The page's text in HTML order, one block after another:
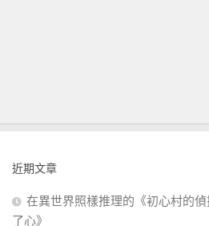
近期文章
在異世界照樣推理的《初心村的
了心》